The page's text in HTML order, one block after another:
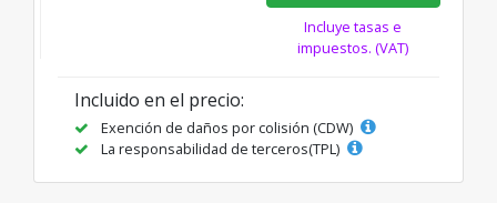
Incluye tasas e
impuestos. (VAT)
Incluido en el precio:
Exención de daños por colisión (CDW)
La responsabilidad de terceros(TPL)